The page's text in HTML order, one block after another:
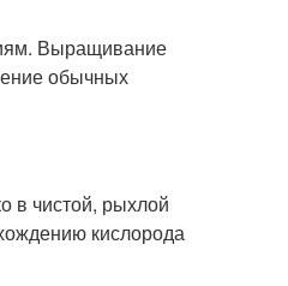
Выращивание
обычных
в чистой, рыхлой
кислорода